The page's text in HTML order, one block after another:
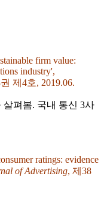
firm value:
industry',
제4호, 2019.06.
펴봄. 국내 통신 3사
ratings: evidence
of Advertising, 제38